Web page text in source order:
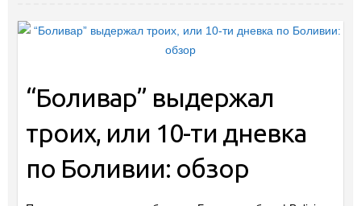
“Боливар” выдержал
троих, или 10-ти дневка
по Боливии: обзор